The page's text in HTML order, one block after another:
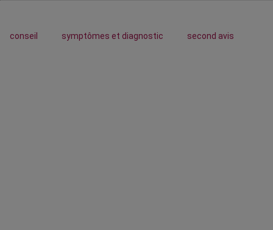
conseil symptômes et diagnostic second avis